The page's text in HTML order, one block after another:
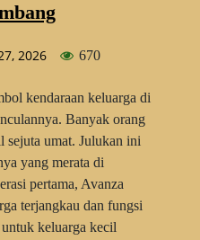
2026 670
kendaraan keluarga di
Banyak orang
sejuta umat. Julukan ini
yang merata di
pertama, Avanza
terjangkau dan fungsi
keluarga kecil